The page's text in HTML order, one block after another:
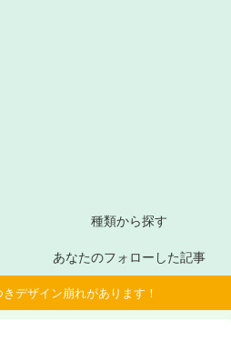
種類から探す
あなたのフォローした記事
デザイン崩れがあります！